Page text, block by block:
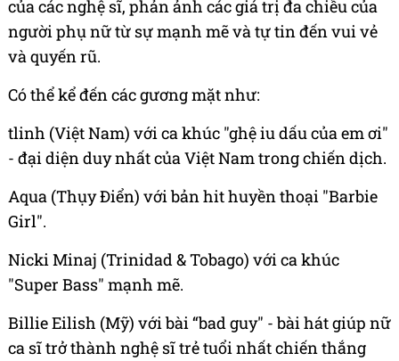
của các nghệ sĩ, phản ảnh các giá trị đa chiều của
người phụ nữ từ sự mạnh mẽ và tự tin đến vui vẻ
và quyến rũ.
Có thể kể đến các gương mặt như:
tlinh (Việt Nam) với ca khúc "ghệ iu dấu của em ơi"
- đại diện duy nhất của Việt Nam trong chiến dịch.
Aqua (Thụy Điển) với bản hit huyền thoại "Barbie
Girl".
Nicki Minaj (Trinidad & Tobago) với ca khúc
"Super Bass" mạnh mẽ.
Billie Eilish (Mỹ) với bài “bad guy" - bài hát giúp nữ
ca sĩ trở thành nghệ sĩ trẻ tuổi nhất chiến thắng